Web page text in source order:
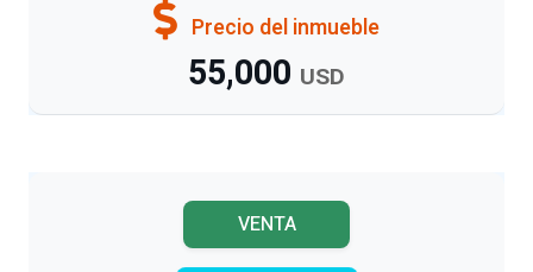
Precio del inmueble
55,000 USD
VENTA